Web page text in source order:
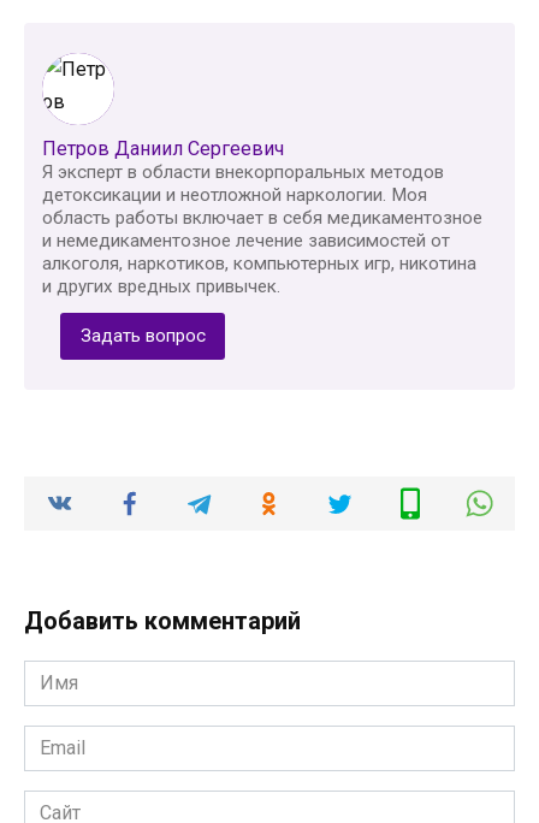
Петров Даниил Сергеевич
Я эксперт в области внекорпоральных методов
детоксикации и неотложной наркологии. Моя
область работы включает в себя медикаментозное
и немедикаментозное лечение зависимостей от
алкоголя, наркотиков, компьютерных игр, никотина
и других вредных привычек.
Задать вопрос
Добавить комментарий
Имя
*
Email
*
Сайт